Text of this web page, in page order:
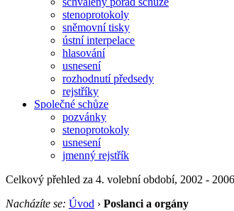
stenoprotokoly
sněmovní tisky
ústní interpelace
hlasování
usnesení
rozhodnutí předsedy
rejstříky
Společné schůze
pozvánky
stenoprotokoly
usnesení
jmenný rejstřík
Celkový přehled za 4. volební období, 2002 - 2006
Nacházíte se: Úvod › Poslanci a orgány